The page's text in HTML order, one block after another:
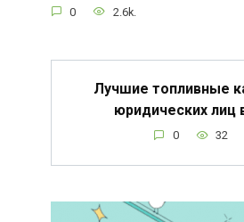
0 2.6k.
Лучшие топливные
юридических лиц
0 32